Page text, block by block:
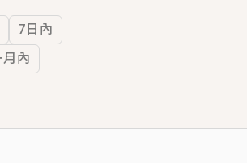
7日內
月內